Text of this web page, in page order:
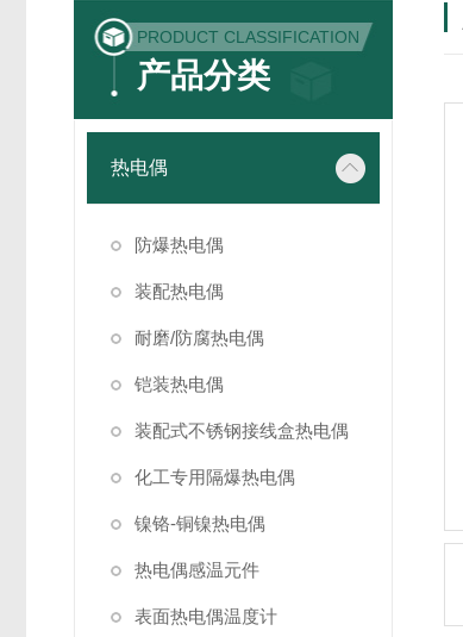
PRODUCT CLASSIFICATION
产品分类
热电偶
防爆热电偶
装配热电偶
耐磨/防腐热电偶
铠装热电偶
装配式不锈钢接线盒热电偶
化工专用隔爆热电偶
镍铬-铜镍热电偶
热电偶感温元件
表面热电偶温度计